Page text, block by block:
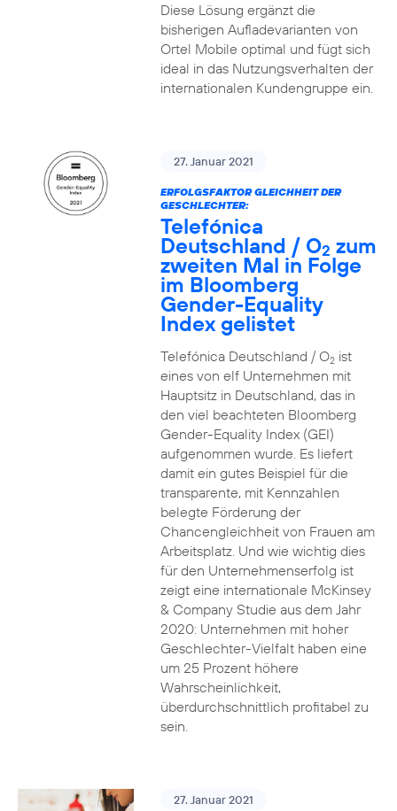
Diese Lösung ergänzt die
bisherigen Aufladevarianten von
Ortel Mobile optimal und fügt sich
ideal in das Nutzungsverhalten der
internationalen Kundengruppe ein.
27. Januar 2021
ERFOLGSFAKTOR GLEICHHEIT DER
GESCHLECHTER:
Telefónica
Deutschland / O2 zum
zweiten Mal in Folge
im Bloomberg
Gender-Equality
Index gelistet
Telefónica Deutschland / O2ist
eines von elf Unternehmen mit
Hauptsitz in Deutschland, das in
den viel beachteten Bloomberg
Gender-Equality Index (GEI)
aufgenommen wurde. Es liefert
damit ein gutes Beispiel für die
transparente, mit Kennzahlen
belegte Förderung der
Chancengleichheit von Frauen am
Arbeitsplatz. Und wie wichtig dies
für den Unternehmenserfolg ist
zeigt eine internationale McKinsey
& Company Studie aus dem Jahr
2020: Unternehmen mit hoher
Geschlechter-Vielfalt haben eine
um 25 Prozent höhere
Wahrscheinlichkeit,
überdurchschnittlich profitabel zu
sein.
27. Januar 2021